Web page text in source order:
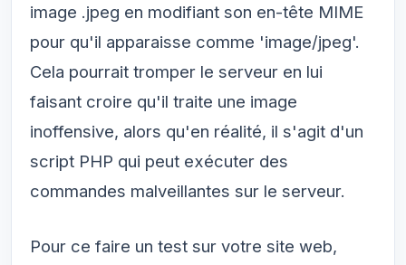
image .jpeg en modifiant son en-tête MIME
pour qu'il apparaisse comme 'image/jpeg'.
Cela pourrait tromper le serveur en lui
faisant croire qu'il traite une image
inoffensive, alors qu'en réalité, il s'agit d'un
script PHP qui peut exécuter des
commandes malveillantes sur le serveur.
Pour ce faire un test sur votre site web,